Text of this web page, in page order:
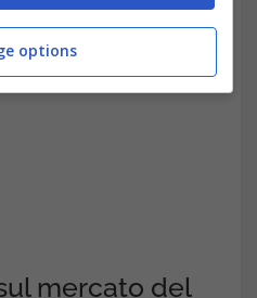
mercato del
options